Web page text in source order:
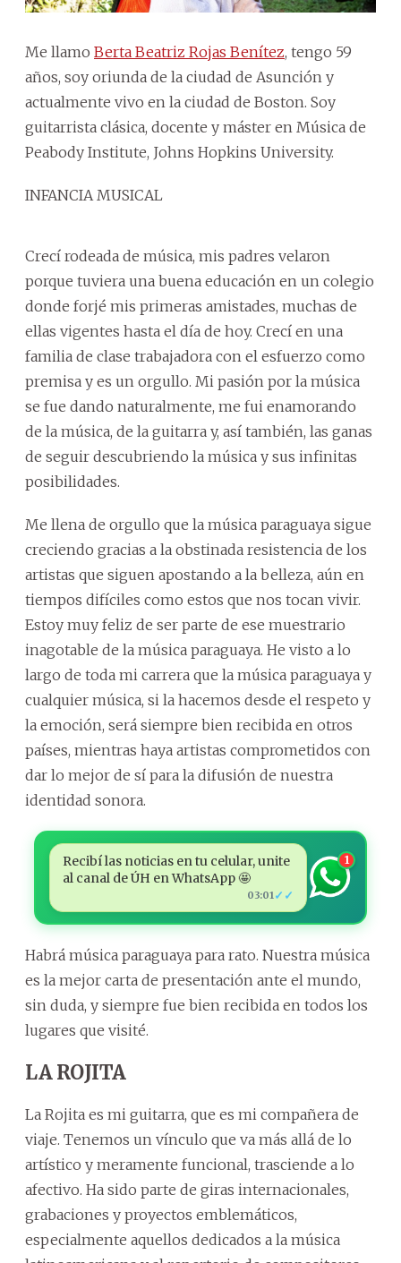
Me llamo Berta Beatriz Rojas Benítez, tengo 59
años, soy oriunda de la ciudad de Asunción y
actualmente vivo en la ciudad de Boston. Soy
guitarrista clásica, docente y máster en Música de
Peabody Institute, Johns Hopkins University.
INFANCIA MUSICAL
Crecí rodeada de música, mis padres velaron
porque tuviera una buena educación en un colegio
donde forjé mis primeras amistades, muchas de
ellas vigentes hasta el día de hoy. Crecí en una
familia de clase trabajadora con el esfuerzo como
premisa y es un orgullo. Mi pasión por la música
se fue dando naturalmente, me fui enamorando
de la música, de la guitarra y, así también, las ganas
de seguir descubriendo la música y sus infinitas
posibilidades.
Me llena de orgullo que la música paraguaya sigue
creciendo gracias a la obstinada resistencia de los
artistas que siguen apostando a la belleza, aún en
tiempos difíciles como estos que nos tocan vivir.
Estoy muy feliz de ser parte de ese muestrario
inagotable de la música paraguaya. He visto a lo
largo de toda mi carrera que la música paraguaya y
cualquier música, si la hacemos desde el respeto y
la emoción, será siempre bien recibida en otros
países, mientras haya artistas comprometidos con
dar lo mejor de sí para la difusión de nuestra
identidad sonora.
Recibí las noticias en tu celular, unite
al canal de ÚH en WhatsApp 🤩
03:01 ✓✓
1
Habrá música paraguaya para rato. Nuestra música
es la mejor carta de presentación ante el mundo,
sin duda, y siempre fue bien recibida en todos los
lugares que visité.
LA ROJITA
La Rojita es mi guitarra, que es mi compañera de
viaje. Tenemos un vínculo que va más allá de lo
artístico y meramente funcional, trasciende a lo
afectivo. Ha sido parte de giras internacionales,
grabaciones y proyectos emblemáticos,
especialmente aquellos dedicados a la música